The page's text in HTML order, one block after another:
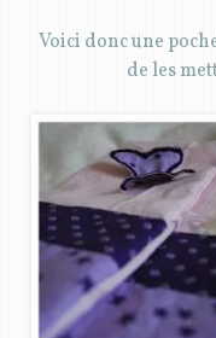
Voici donc une
de les